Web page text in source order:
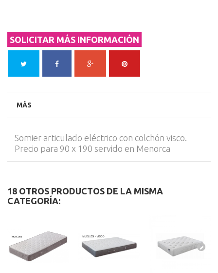
SOLICITAR MÁS INFORMACIÓN
MÁS
Somier articulado eléctrico con colchón visco.
Precio para 90 x 190 servido en Menorca
18 OTROS PRODUCTOS DE LA MISMA
CATEGORÍA: